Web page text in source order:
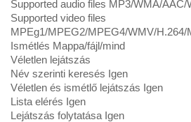
Supported audio files MP3/WMA/AAC/
Supported video files
MPEg1/MPEG2/MPEG4/WMV/H.264/
Ismétlés Mappa/fájl/mind
Véletlen lejátszás
Név szerinti keresés Igen
Véletlen és ismétlő lejátszás Igen
Lista elérés Igen
Lejátszás folytatása Igen